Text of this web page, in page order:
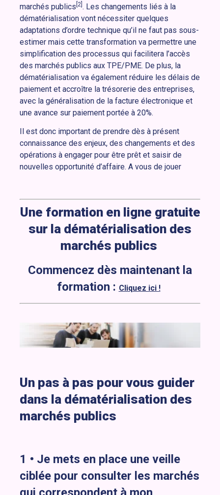
marchés publics [2] . Les changements liés à la
dématérialisation vont nécessiter quelques
adaptations d’ordre technique qu’il ne faut pas sous-
estimer mais cette transformation va permettre une
simplification des processus qui facilitera l’accès
des marchés publics aux TPE/PME. De plus, la
dématérialisation va également réduire les délais de
paiement et accroître la trésorerie des entreprises,
avec la généralisation de la facture électronique et
une avance sur paiement portée à 20%.
Il est donc important de prendre dès à présent
connaissance des enjeux, des changements et des
opérations à engager pour être prêt et saisir de
nouvelles opportunité d’affaire. A vous de jouer
Une formation en ligne gratuite
sur la dématérialisation des
marchés publics
Commencez dès maintenant la
formation : Cliquez ici !
Un pas à pas pour vous guider
dans la dématérialisation des
marchés publics
1 • Je mets en place une veille
ciblée pour consulter les marchés